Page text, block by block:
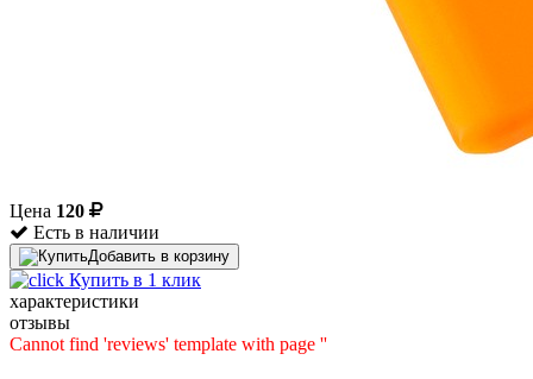
Цена 120
Есть в наличии
Добавить в корзину
Купить в 1 клик
характеристики
отзывы
Cannot find 'reviews' template with page ''